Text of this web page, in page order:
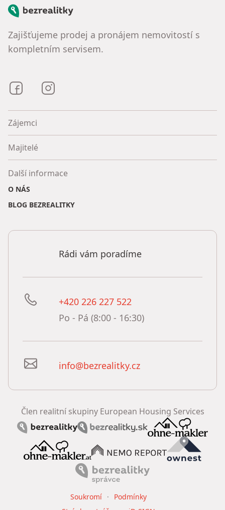
Bezrealitky
Zajišťujeme prodej a pronájem nemovitostí s
kompletním servisem.
Bezrealitky na Facebooku
Zájemci
Majitelé
Další informace
O NÁS
BLOG BEZREALITKY
Rádi vám poradíme
+420 226 227 522
Po - Pá (8:00 - 16:30)
info@bezrealitky.cz
Člen realitní skupiny European Housing Services
Soukromí
Podmínky